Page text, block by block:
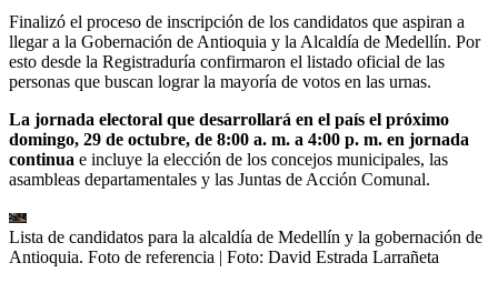
Finalizó el proceso de inscripción de los candidatos que aspiran a
llegar a la Gobernación de Antioquia y la Alcaldía de Medellín. Por
esto desde la Registraduría confirmaron el listado oficial de las
personas que buscan lograr la mayoría de votos en las urnas.
La jornada electoral que desarrollará en el país el próximo
domingo, 29 de octubre, de 8:00 a. m. a 4:00 p. m. en jornada
continua e incluye la elección de los concejos municipales, las
asambleas departamentales y las Juntas de Acción Comunal.
Lista de candidatos para la alcaldía de Medellín y la gobernación de
Antioquia. Foto de referencia | Foto: David Estrada Larrañeta